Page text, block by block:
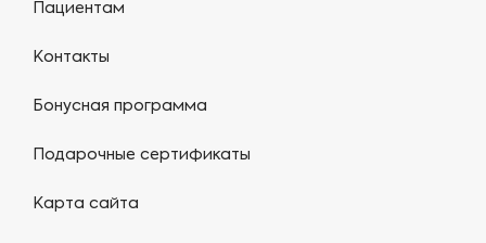
Пациентам
Контакты
Бонусная программа
Подарочные сертификаты
Карта сайта